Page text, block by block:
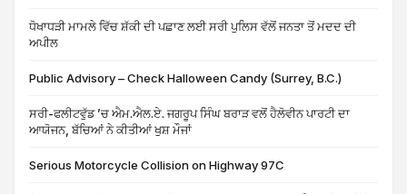
ਧੋਖਾਧੜੀ ਮਾਮਲੇ ਵਿੱਚ ਸ਼ੱਕੀ ਦੀ ਪਛਾਣ ਲਈ ਸਰੀ ਪੁਲਿਸ ਵੱਲੋਂ ਜਨਤਾ ਤੋਂ ਮਦਦ ਦੀ
ਅਪੀਲ
Public Advisory – Check Halloween Candy (Surrey, B.C.)
ਸਰੀ-ਫਲੀਟਵੁੱਡ ’ਚ ਐਮ.ਐਲ.ਏ. ਜਗਰੂਪ ਸਿੰਘ ਬਰਾੜ ਵਲੋਂ ਹੈਲੋਵੀਨ ਪਾਰਟੀ ਦਾ
ਆਯੋਜਨ, ਬੱਚਿਆਂ ਨੇ ਕੀਤੀਆਂ ਖੁਸ਼ ਮੌਜਾਂ
Serious Motorcycle Collision on Highway 97C